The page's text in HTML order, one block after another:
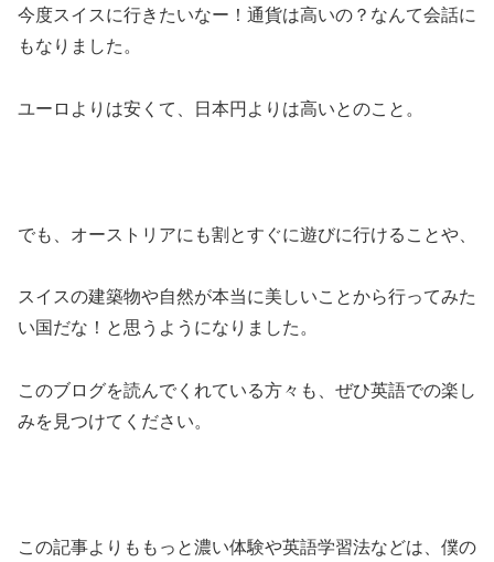
今度スイスに行きたいなー！通貨は高いの？なんて会話に
もなりました。
ユーロよりは安くて、日本円よりは高いとのこと。
でも、オーストリアにも割とすぐに遊びに行けることや、
スイスの建築物や自然が本当に美しいことから行ってみた
い国だな！と思うようになりました。
このブログを読んでくれている方々も、ぜひ英語での楽し
みを見つけてください。
この記事よりももっと濃い体験や英語学習法などは、僕の